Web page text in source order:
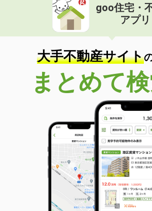
goo住宅・
アプリ
大手不動産サイト
まとめて検